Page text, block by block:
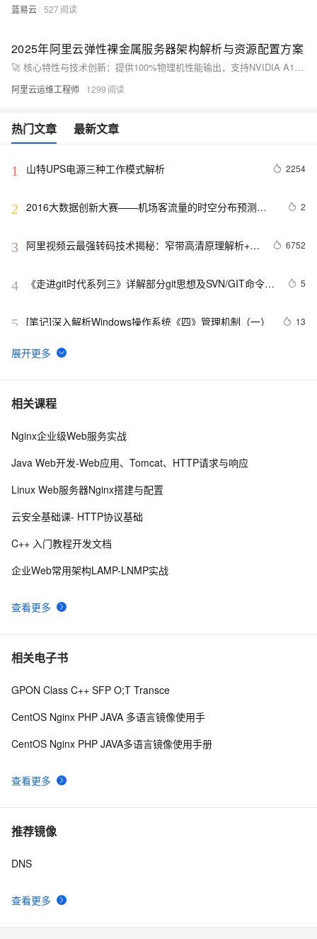
蓝易云 527
2025年阿里云弹性裸金属服务器架构解析与资源配置方案
🚀 核心特性与技术创新：提供100%物理机性能输出，支持NVIDIA A100/V100 GPU直通，无虚拟化层损耗。网络与存储优化，400万PPS吞吐量，ESSD云盘IOPS达100万，RDMA延迟＜5μs。全球部署覆盖华北、华东、华南及海外节点，支持跨地域负载均衡。典型应用场景包括AI训练、科学计算等，支持分布式训练和并行计算框架。弹性裸金属服务器+OSS存储+高速网络综合部署，满足高性能计算需求。
阿里云运维工程师 1299
热门文章 最新文章
1 山特UPS电源三种工作模式解析 2254
2 2016大数据创新大赛——机场客流量的时空分布预测模
2
3
阿里视频云最强转码技术揭秘：窄带高清原理解析+用
6752
4
《走进git时代系列三》详解部分git思想及SVN/GIT命令对
5
5 [笔记]深入解析Windows操作系统《四》管理机制（一） 13
6
CentOS-7.2部署DNS域名解析服务器并进行相关配置测
7 vim命令入门解析
8
深入解析消息认证码（MAC）算法：HmacMD5与
详解：探索隐藏于背后的力量
10Golang语言使用 jwt-go 库生成和解析 token
相关课程
查看更多
Nginx企业级Web服务实战
Java Web开发-Web应用、Tomcat、HTTP请求与响应
Linux Web服务器Nginx搭建与配置
云安全基础课- HTTP协议基础
C++ 入门教程开发文档
企业Web常用架构LAMP-LNMP实战
相关电子书
查看更多
GPON Class C++ SFP O;T Transce
CentOS Nginx PHP JAVA 多语言镜像使用手
CentOS Nginx PHP JAVA多语言镜像使用手册
推荐镜像
查看更多
DNS